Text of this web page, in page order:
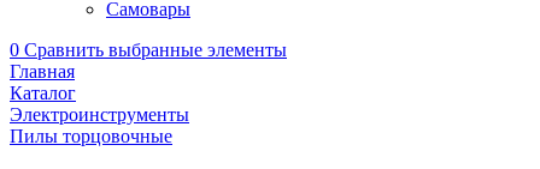
Самовары
0 Сравнить выбранные элементы
Главная
Каталог
Электроинструменты
Пилы торцовочные